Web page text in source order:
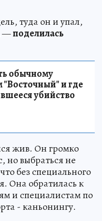
туда он и упал,
—поделилась
обычному
"Восточный" и где
убийство
жив. Он громко
но выбраться не
без специального
Она обратилась к
и специалистам по
- каньонингу.